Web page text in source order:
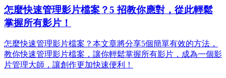
怎麼快速管理影片檔案？5 招教你應對，從此輕鬆
掌握所有影片！
怎麼快速管理影片檔案？本文章將分享5個簡單有效的方法，
教你快速管理影片檔案，讓你輕鬆掌握所有影片，成為一個影
片管理大師，讓創作更加快速便利！